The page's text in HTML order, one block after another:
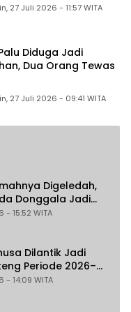
Senin, 27 Juli 2026 - 11:57 WITA
Diduga Jadi
Dua Orang Tewas
Senin, 27 Juli 2026 - 09:41 WITA
Digeledah,
Donggala Jadi
Korupsi
15:52 WITA
Dilantik Jadi
Periode 2026–
- 14:09 WITA